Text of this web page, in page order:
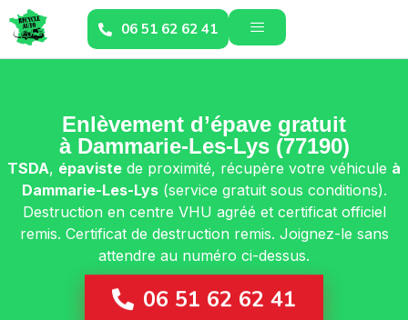
06 51 62 62 41
Enlèvement d’épave gratuit
à Dammarie-Les-Lys (77190)
TSDA, épaviste de proximité, récupère votre véhicule à
Dammarie-Les-Lys(service gratuit sous conditions).
Destruction en centre VHU agréé et certificat officiel
remis. Certificat de destruction remis. Joignez-le sans
attendre au numéro ci-dessus.
06 51 62 62 41